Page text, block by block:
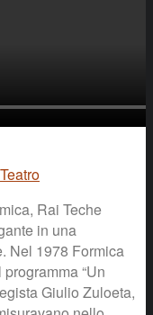
Teatro
Rai Teche
in una
Nel 1978 Formica
“Un
Giulio Zuloeta,